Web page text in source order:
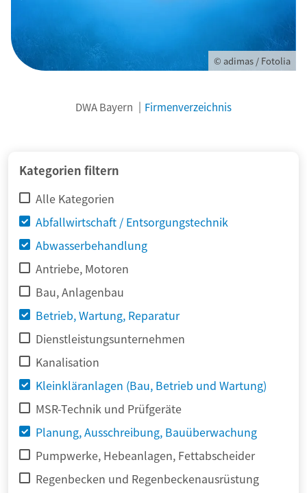
© adimas / Fotolia
DWA Bayern Firmenverzeichnis
Kategorien filtern
Alle Kategorien
Abfallwirtschaft / Entsorgungstechnik
Abwasserbehandlung
Antriebe, Motoren
Bau, Anlagenbau
Betrieb, Wartung, Reparatur
Dienstleistungsunternehmen
Kanalisation
Kleinkläranlagen (Bau, Betrieb und Wartung)
MSR-Technik und Prüfgeräte
Planung, Ausschreibung, Bauüberwachung
Pumpwerke, Hebeanlagen, Fettabscheider
Regenbecken und Regenbeckenausrüstung